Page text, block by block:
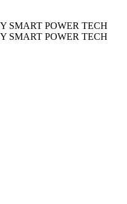
SMART POWER TECH
SMART POWER TECH